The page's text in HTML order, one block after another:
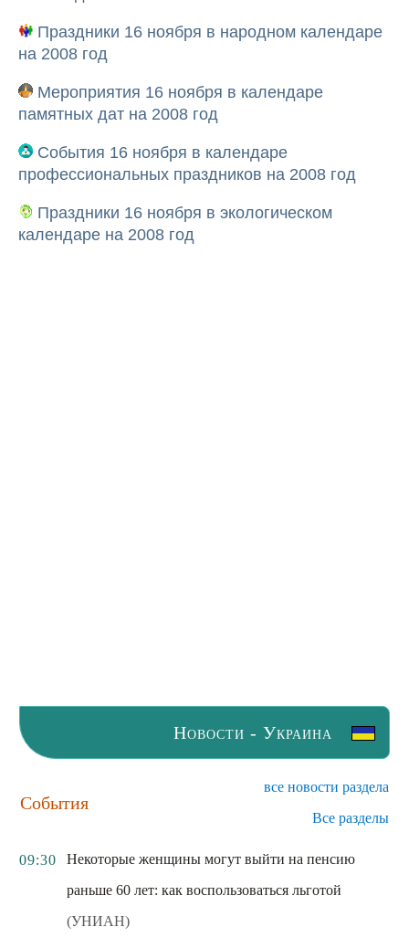
Праздники 16 ноября в народном календаре
на 2008 год
Мероприятия 16 ноября в календаре
памятных дат на 2008 год
События 16 ноября в календаре
профессиональных праздников на 2008 год
Праздники 16 ноября в экологическом
календаре на 2008 год
Новости - Украина
События
все новости раздела
Все разделы
09:30
Некоторые женщины могут выйти на пенсию
раньше 60 лет: как воспользоваться льготой
(УНИАН)